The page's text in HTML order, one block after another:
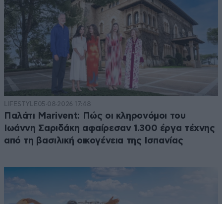
LIFESTYLE05·08·2026 17:48
Παλάτι Marivent: Πώς οι κληρονόμοι του
Ιωάννη Σαριδάκη αφαίρεσαν 1.300 έργα τέχνης
από τη βασιλική οικογένεια της Ισπανίας